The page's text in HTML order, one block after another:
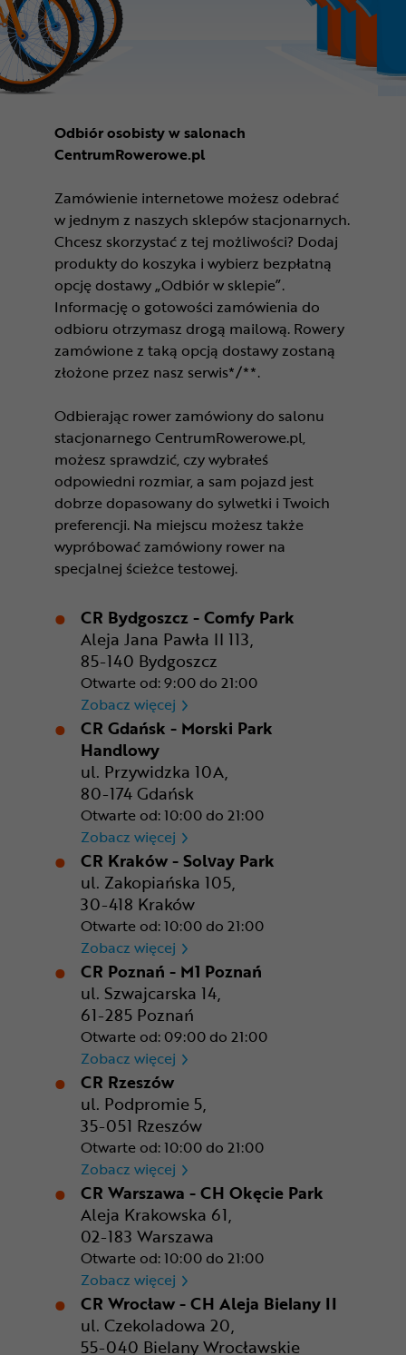
Odbiór osobisty w salonach
CentrumRowerowe.pl
Zamówienie internetowe możesz odebrać
w jednym z naszych sklepów stacjonarnych.
Chcesz skorzystać z tej możliwości? Dodaj
produkty do koszyka i wybierz bezpłatną
opcję dostawy „Odbiór w sklepie”.
Informację o gotowości zamówienia do
odbioru otrzymasz drogą mailową. Rowery
zamówione z taką opcją dostawy zostaną
złożone przez nasz serwis*/**.
Odbierając rower zamówiony do salonu
stacjonarnego CentrumRowerowe.pl,
możesz sprawdzić, czy wybrałeś
odpowiedni rozmiar, a sam pojazd jest
dobrze dopasowany do sylwetki i Twoich
preferencji. Na miejscu możesz także
wypróbować zamówiony rower na
specjalnej ścieżce testowej.
CR Bydgoszcz - Comfy Park
Aleja Jana Pawła II 113,
85-140 Bydgoszcz
Otwarte od: 9:00 do 21:00
Zobacz więcej CR Bydgoszcz - Comfy Park
CR Gdańsk - Morski Park
Handlowy
ul. Przywidzka 10A,
80-174 Gdańsk
Otwarte od: 10:00 do 21:00
Zobacz więcej CR Gdańsk - Morski Park
CR Kraków - Solvay Park
ul. Zakopiańska 105,
30-418 Kraków
Otwarte od: 10:00 do 21:00
Zobacz więcej CR Kraków - Solvay Park
CR Poznań - M1 Poznań
ul. Szwajcarska 14,
61-285 Poznań
Otwarte od: 09:00 do 21:00
Zobacz więcej CR Poznań - M1 Poznań
CR Rzeszów
ul. Podpromie 5,
35-051 Rzeszów
Otwarte od: 10:00 do 21:00
Zobacz więcej CR Rzeszów
CR Warszawa - CH Okęcie Park
Aleja Krakowska 61,
02-183 Warszawa
Otwarte od: 10:00 do 21:00
Zobacz więcej CR Warszawa - CH Okęcie
CR Wrocław - CH Aleja Bielany II
ul. Czekoladowa 20,
55-040 Bielany Wrocławskie